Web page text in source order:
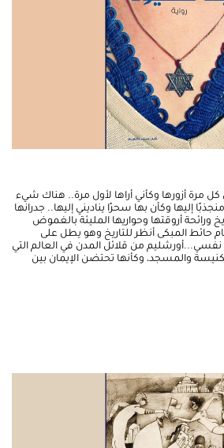
كل مرة أزورها وكأني أراها لأول مرة.. هناك شيء
إليها وكأن بها سحرًا يناديني إليها.. جدرانها
ورائحة أروقتها وحواريها المليئة بالغموض
حائط المبكى أنظر للتاريخ وهو يطل على
نفسي...أورشليم من قلائل المدن في العالم التي
والمسجد، وكأنها تحتضن الإيمان بين